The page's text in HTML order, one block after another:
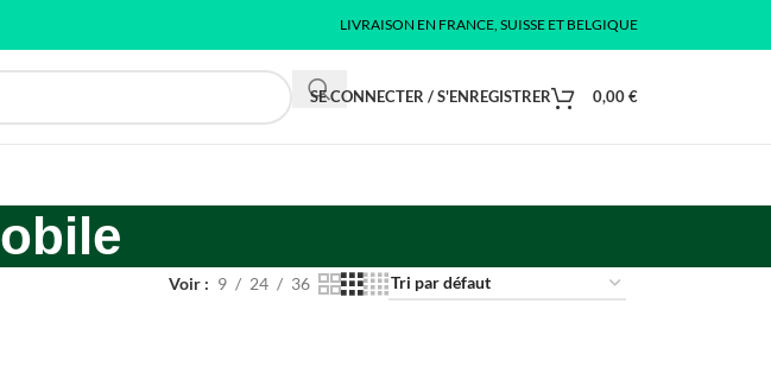
LIVRAISON EN FRANCE, SUISSE ET BELGIQUE
SE CONNECTER / S'ENREGISTRER 0,00€
Voir 9 24 36